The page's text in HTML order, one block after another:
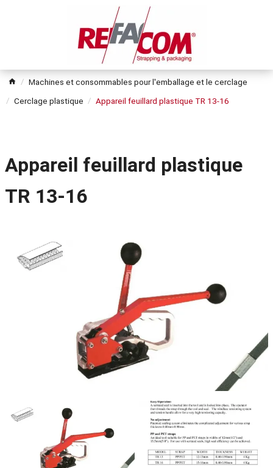
Machines et consommables pour l'emballage et le cerclage
Cerclage plastique
Appareil feuillard plastique TR 13-16
Appareil feuillard plastique
TR 13-16